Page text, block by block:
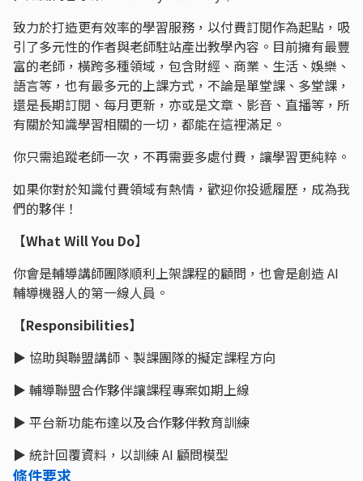
致力於打造更有效率的學習服務，以付費訂閱作為起點，吸
引了多元性的作者與老師駐站產出教學內容。目前擁有最豐
富的老師，橫跨多種領域，包含財經、商業、生活、娛樂、
語言等，也有最多元的上課方式，不論是單堂課、多堂課，
還是長期訂閱、每月更新，亦或是文章、影音、直播等，所
有關於知識學習相關的一切，都能在這裡滿足。
你只需追蹤老師一次，不再需要多處付費，讓學習更純粹。
如果你對於知識付費領域有熱情，歡迎你投遞履歷，成為我
們的夥伴！
【What Will You Do】
你會是輔導講師團隊順利上架課程的顧問，也會是創造 AI
輔導機器人的第一線人員。
【Responsibilities】
▶ 協助與聯盟講師、製課團隊的擬定課程方向
▶ 輔導聯盟合作夥伴讓課程專案如期上線
▶ 平台新功能布達以及合作夥伴教育訓練
▶ 統計回覆資料，以訓練 AI 顧問模型
條件要求